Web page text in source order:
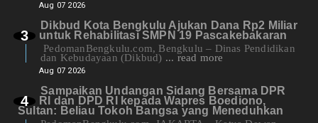
Aug 07 2026
Dikbud Kota Bengkulu Ajukan Dana Rp2 Miliar
untuk Rehabilitasi SMPN 19 Pascakebakaran
PedomanBengkulu.com, Bengkulu – Dinas Pendidikan
dan Kebudayaan (Dikbud) ... read more
Aug 07 2026
Sampaikan Undangan Sidang Bersama DPR
RI dan DPD RI kepada Wapres Boediono,
Sultan: Beliau Tokoh Bangsa yang Meneduhkan